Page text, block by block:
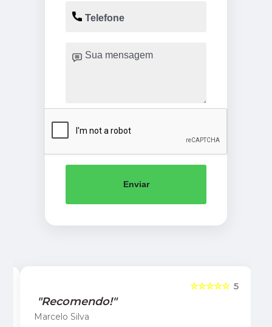
Enviar
5
☆☆☆☆☆
"Recomendo!"
Marcelo Silva